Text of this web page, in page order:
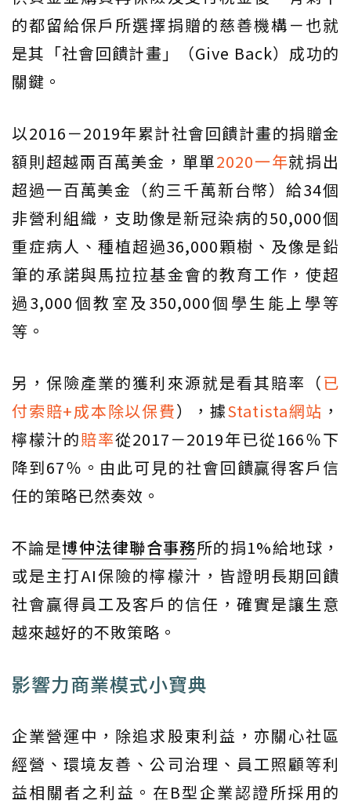
的都留給保戶所選擇捐贈的慈善機構－也就
是其「社會回饋計畫」（Give Back）成功的
關鍵。
以2016－2019年累計社會回饋計畫的捐贈金
額則超越兩百萬美金，單單2020一年就捐出
超過一百萬美金（約三千萬新台幣）給34個
非營利組織，支助像是新冠染病的50,000個
重症病人、種植超過36,000顆樹、及像是鉛
筆的承諾與馬拉拉基金會的教育工作，使超
過3,000個教室及350,000個學生能上學等
等。
另，保險產業的獲利來源就是看其賠率（已
付索賠+成本除以保費），據Statista網站 ，
檸檬汁的賠率從2017－2019年已從166％下
降到67％。由此可見的社會回饋贏得客戶信
任的策略已然奏效。
不論是博仲法律聯合事務所的捐1%給地球，
或是主打AI保險的檸檬汁，皆證明長期回饋
社會贏得員工及客戶的信任，確實是讓生意
越來越好的不敗策略。
影響力商業模式小寶典
企業營運中，除追求股東利益，亦關心社區
經營、環境友善、公司治理、員工照顧等利
益相關者之利益。在B型企業認證所採用的